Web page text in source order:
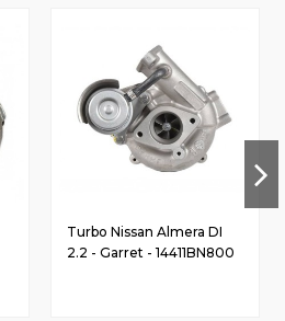
Turbo Nissan Almera DI
2.2 - Garret - 14411BN800